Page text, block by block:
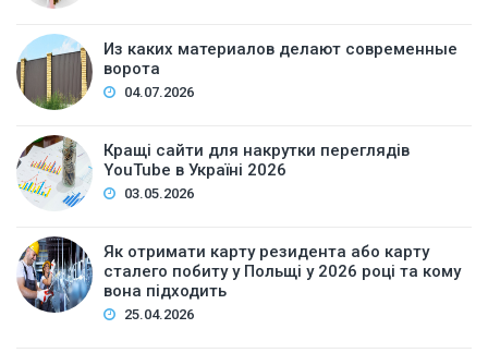
Из каких материалов делают современные
ворота
04.07.2026
Кращі сайти для накрутки переглядів
YouTube в Україні 2026
03.05.2026
Як отримати карту резидента або карту
сталего побиту у Польщі у 2026 році та кому
вона підходить
25.04.2026